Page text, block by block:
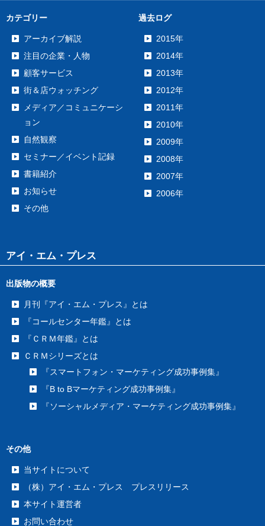
カテゴリー
アーカイブ解説
注目の企業・人物
顧客サービス
街＆店ウォッチング
メディア／コミュニケーシ
ョン
自然観察
セミナー／イベント記録
書籍紹介
お知らせ
その他
過去ログ
2015年
2014年
2013年
2012年
2011年
2010年
2009年
2008年
2007年
2006年
アイ・エム・プレス
出版物の概要
月刊『アイ・エム・プレス』とは
『コールセンター年鑑』とは
『ＣＲＭ年鑑』とは
ＣＲＭシリーズとは
『スマートフォン・マーケティング成功事例集』
『B to Bマーケティング成功事例集』
『ソーシャルメディア・マーケティング成功事例集』
その他
当サイトについて
（株）アイ・エム・プレス プレスリリース
本サイト運営者
お問い合わせ